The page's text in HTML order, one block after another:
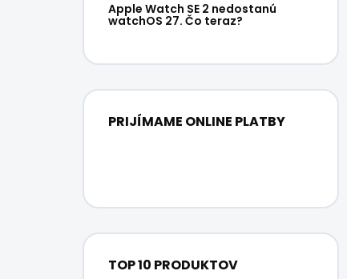
Apple Watch SE 2 nedostanú
watchOS 27. Čo teraz?
PRIJÍMAME ONLINE PLATBY
TOP 10 PRODUKTOV